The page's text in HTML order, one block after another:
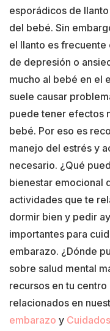
esporádicos de
del bebé. Sin
el llanto es frecuente
de depresión o
mucho al bebé en el
suele causar
puede tener efectos
bebé. Por eso es
manejo del estrés y
necesario. ¿Qué
bienestar emocional
actividades que te
dormir bien y pedir
importantes para
embarazo. ¿Dónde
sobre salud mental
recursos en tu
relacionados en
embarazo y